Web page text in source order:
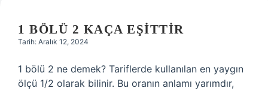
1 BÖLÜ 2 KAÇA EŞITTIR
Tarih: Aralık 12, 2024
1 bölü 2 ne demek? Tariflerde kullanılan en yaygın
ölçü 1/2 olarak bilinir. Bu oranın anlamı yarımdır,